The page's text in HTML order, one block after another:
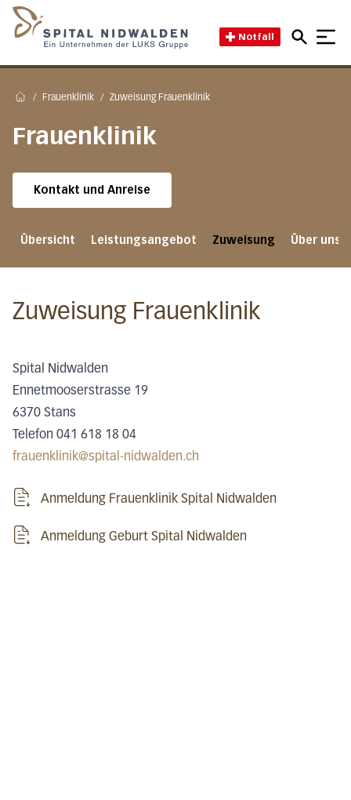
Notfall
/ Frauenklinik / Zuweisung Frauenklinik
Frauenklinik
Kontakt und Anreise
Übersicht Leistungsangebot Zuweisung Über uns
Zuweisung Frauenklinik
Spital Nidwalden
Ennetmooserstrasse 19
6370 Stans
Telefon 041 618 18 04
frauenklinik@spital-nidwalden.ch
Anmeldung Frauenklinik Spital Nidwalden
Anmeldung Geburt Spital Nidwalden